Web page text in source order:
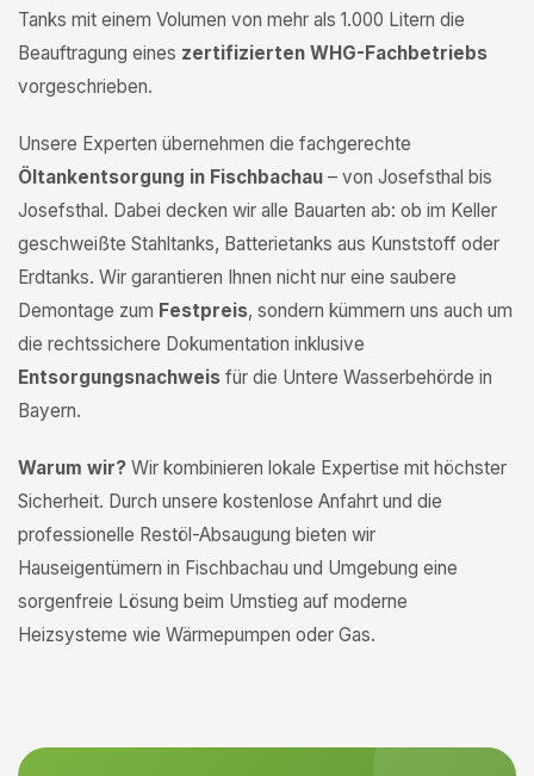
Tanks mit einem Volumen von mehr als 1.000 Litern die
Beauftragung eines zertifizierten WHG-Fachbetriebs
vorgeschrieben.
Unsere Experten übernehmen die fachgerechte
Öltankentsorgung in Fischbachau – von Josefsthal bis
Josefsthal. Dabei decken wir alle Bauarten ab: ob im Keller
geschweißte Stahltanks, Batterietanks aus Kunststoff oder
Erdtanks. Wir garantieren Ihnen nicht nur eine saubere
Demontage zum Festpreis, sondern kümmern uns auch um
die rechtssichere Dokumentation inklusive
Entsorgungsnachweis für die Untere Wasserbehörde in
Bayern.
Warum wir? Wir kombinieren lokale Expertise mit höchster
Sicherheit. Durch unsere kostenlose Anfahrt und die
professionelle Restöl-Absaugung bieten wir
Hauseigentümern in Fischbachau und Umgebung eine
sorgenfreie Lösung beim Umstieg auf moderne
Heizsysteme wie Wärmepumpen oder Gas.